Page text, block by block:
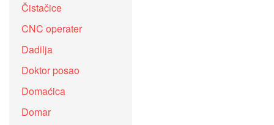
Čistačice
CNC operater
Dadilja
Doktor posao
Domaćica
Domar